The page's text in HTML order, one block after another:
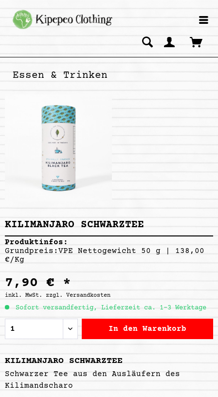
Essen & Trinken
KILIMANJARO SCHWARZTEE
Produktinfos:
Grundpreis:VPE Nettogewicht 50 g | 138,00
€/Kg
7,90 € *
inkl. MwSt. zzgl. Versandkosten
Sofort versandfertig, Lieferzeit ca. 1-3 Werktage
In den Warenkorb
KILIMANJARO SCHWARZTEE
Schwarzer Tee aus den Ausläufern des
Kilimandscharo